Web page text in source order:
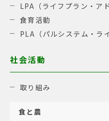
LPA（ライフプラン・ア
食育活動
PLA（パルシステム・ラ
社会活動
取り組み
食と農